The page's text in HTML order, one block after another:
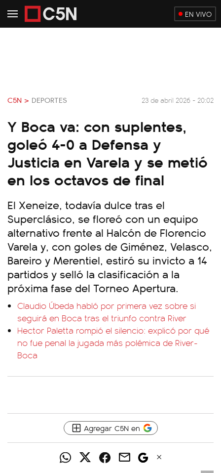
EN VIVO
C5N > DEPORTES 23 de abril 2026 - 20:02
Y Boca va: con suplentes,
goleó 4-0 a Defensa y
Justicia en Varela y se metió
en los octavos de final
El Xeneize, todavía dulce tras el
Superclásico, se floreó con un equipo
alternativo frente al Halcón de Florencio
Varela y, con goles de Giménez, Velasco,
Bareiro y Merentiel, estiró su invicto a 14
partidos y selló la clasificación a la
próxima fase del Torneo Apertura.
Claudio Úbeda habló por primera vez sobre si
seguirá en Boca tras el triunfo contra River
Hector Paletta rompió el silencio: explicó por qué
no fue penal la jugada más polémica de River-
Boca
Agregar C5N en